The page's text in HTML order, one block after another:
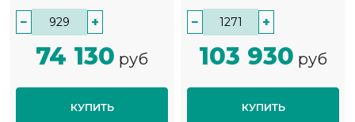
− +
74 130 руб
КУПИТЬ
− +
103 930 руб
КУПИТЬ